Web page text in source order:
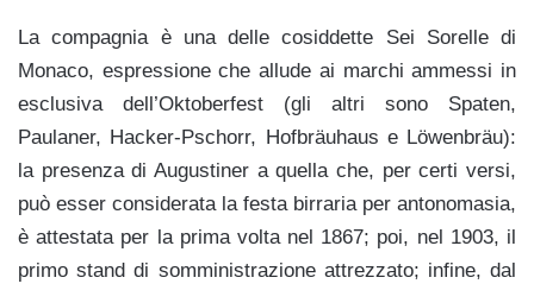
La compagnia è una delle cosiddette Sei Sorelle di
Monaco, espressione che allude ai marchi ammessi in
esclusiva dell’Oktoberfest (gli altri sono Spaten,
Paulaner, Hacker-Pschorr, Hofbräuhaus e Löwenbräu):
la presenza di Augustiner a quella che, per certi versi,
può esser considerata la festa birraria per antonomasia,
è attestata per la prima volta nel 1867; poi, nel 1903, il
primo stand di somministrazione attrezzato; infine, dal